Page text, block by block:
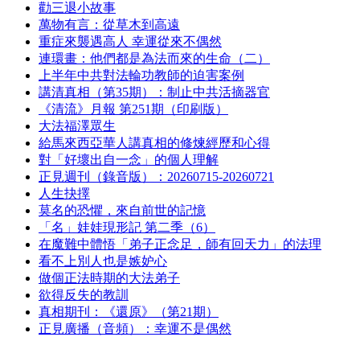
勸三退小故事
萬物有言：從草木到高遠
重症來襲遇高人 幸運從來不偶然
連環畫：他們都是為法而來的生命（二）
上半年中共對法輪功教師的迫害案例
講清真相（第35期）：制止中共活摘器官
《清流》月報 第251期（印刷版）
大法福澤眾生
給馬來西亞華人講真相的修煉經歷和心得
對「好壞出自一念」的個人理解
正見週刊（錄音版）：20260715-20260721
人生抉擇
莫名的恐懼，來自前世的記憶
「名」娃娃現形記 第二季（6）
在魔難中體悟「弟子正念足，師有回天力」的法理
看不上別人也是嫉妒心
做個正法時期的大法弟子
欲得反失的教訓
真相期刊：《還原》（第21期）
正見廣播（音頻）：幸運不是偶然